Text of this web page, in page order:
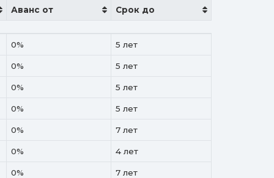
Аванс от Срок до
Аванс от Срок до
0% 5 лет
0% 5 лет
0% 5 лет
0% 5 лет
0% 7 лет
0% 4 лет
0% 7 лет